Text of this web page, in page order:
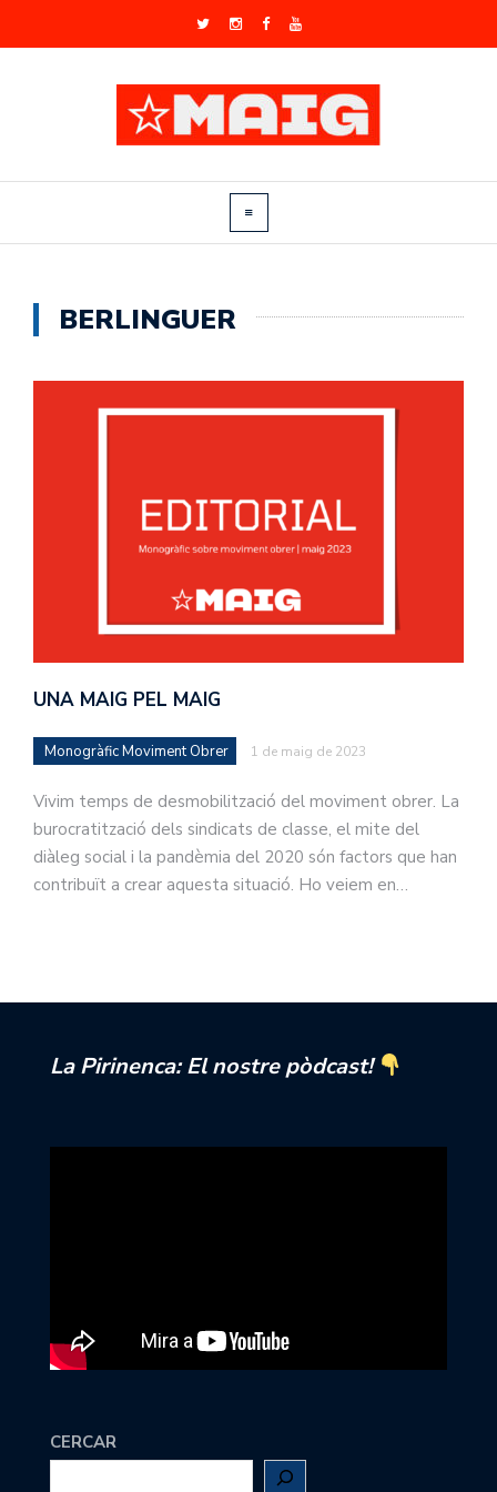
BERLINGUER
UNA MAIG PEL MAIG
Monogràfic Moviment Obrer 1 de maig de 2023
Vivim temps de desmobilització del moviment obrer. La
burocratització dels sindicats de classe, el mite del
diàleg social i la pandèmia del 2020 són factors que han
contribuït a crear aquesta situació. Ho veiem en…
La Pirinenca: El nostre pòdcast!
CERCAR